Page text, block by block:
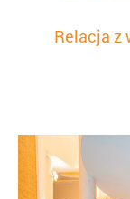
Relacja z